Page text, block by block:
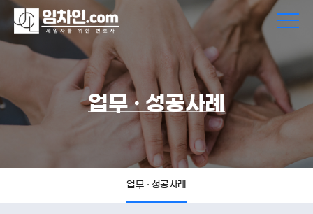
업무 · 성공사례
업무 · 성공사례